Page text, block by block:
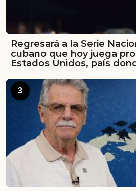
Regresará a la Serie
cubano que hoy juega
Estados Unidos, país
3